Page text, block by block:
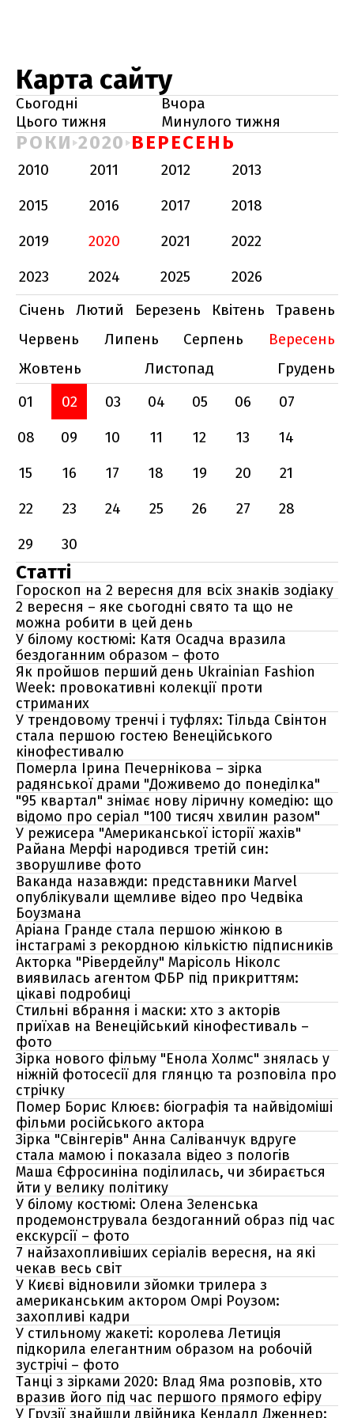
Карта сайту
Сьогодні
Вчора
Цього тижня
Минулого тижня
РОКИ 2020 ВЕРЕСЕНЬ
2010 2011 2012
2013
2015
2016 2017
2018
2019
2020 2021
2022
2023
2024 2025
2026
Січень
Лютий Березень Квітень
Травень
Червень
Липень Серпень
Вересень
Жовтень
Листопад
Грудень
01
02 03 04 05 06
07
08
09 10 11 12 13
14
15
16 17 18 19 20
21
22
23 24 25 26 27
28
29
30
Статті
Гороскоп на 2 вересня для всіх знаків зодіаку
2 вересня – яке сьогодні свято та що не
можна робити в цей день
У білому костюмі: Катя Осадча вразила
бездоганним образом – фото
Як пройшов перший день Ukrainian Fashion
Week: провокативні колекції проти
стриманих
У трендовому тренчі і туфлях: Тільда Свінтон
стала першою гостею Венеційського
кінофестивалю
Померла Ірина Печернікова – зірка
радянської драми "Доживемо до понеділка"
"95 квартал" знімає нову ліричну комедію: що
відомо про серіал "100 тисяч хвилин разом"
У режисера "Американської історії жахів"
Райана Мерфі народився третій син:
зворушливе фото
Ваканда назавжди: представники Marvel
опублікували щемливе відео про Чедвіка
Боузмана
Аріана Гранде стала першою жінкою в
інстаграмі з рекордною кількістю підписників
Акторка "Рівердейлу" Марісоль Ніколс
виявилась агентом ФБР під прикриттям:
цікаві подробиці
Стильні вбрання і маски: хто з акторів
приїхав на Венеційський кінофестиваль –
фото
Зірка нового фільму "Енола Холмс" знялась у
ніжній фотосесії для глянцю та розповіла про
стрічку
Помер Борис Клюєв: біографія та найвідоміші
фільми російського актора
Зірка "Свінгерів" Анна Саліванчук вдруге
стала мамою і показала відео з пологів
Маша Єфросиніна поділилась, чи збирається
йти у велику політику
У білому костюмі: Олена Зеленська
продемонструвала бездоганний образ під час
екскурсії – фото
7 найзахопливіших серіалів вересня, на які
чекав весь світ
У Києві відновили зйомки трилера з
американським актором Омрі Роузом:
захопливі кадри
У стильному жакеті: королева Летиція
підкорила елегантним образом на робочій
зустрічі – фото
Танці з зірками 2020: Влад Яма розповів, хто
вразив його під час першого прямого ефіру
У Грузії знайшли двійника Кендалл Дженнер: